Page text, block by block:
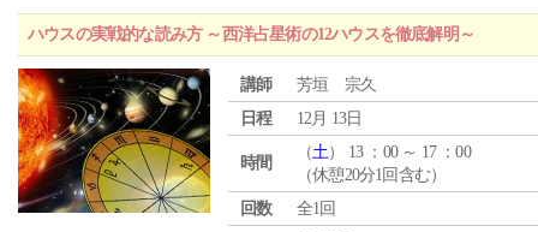
ハウスの実戦的な読み方 ～西洋占星術の12ハウスを徹底解明～
講師
芳垣 宗久
日程
12月 13日
時間
（土） 13 ：00 ～ 17 ：00
（休憩20分1回含む）
回数
全1回